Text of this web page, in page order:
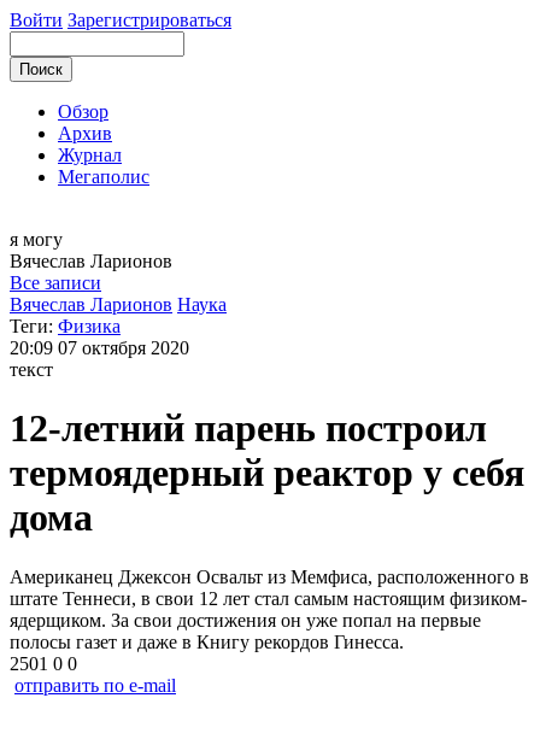
Войти Зарегистрироваться
Обзор
Архив
Журнал
Мегаполис
я могу
Вячеслав Ларионов
Все записи
Вячеслав Ларионов Наука
Теги: Физика
20:09 07 октября 2020
текст
12-летний парень построил
термоядерный реактор у себя
дома
Американец Джексон Освальт из Мемфиса, расположенного в
штате Теннеси, в свои 12 лет стал самым настоящим физиком-
ядерщиком. За свои достижения он уже попал на первые
полосы газет и даже в Книгу рекордов Гинесса.
2501 0 0
отправить по e-mail